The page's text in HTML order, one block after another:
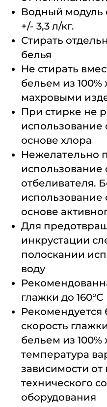
Водный модуль
+/- 3,3 л/кг.
Стирать
белья
Не стирать
бельем из 100%
махровыми
При стирке не
использование
основе хлора
Нежелательно
использование
отбеливателя.
использование
основе
Для
инкрустации
полоскании
воду
глажки до 160°С
Рекомендуется
скорость
бельем из 100%
температура
зависимости
технического
оборудования